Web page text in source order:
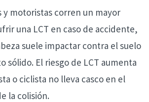
y motoristas corren un mayor
una LCT en caso de accidente,
suele impactar contra el suelo
sólido. El riesgo de LCT aumenta
o ciclista no lleva casco en el
la colisión.